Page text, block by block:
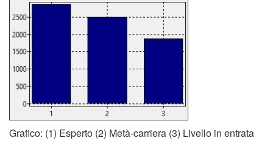
Grafico: (1) Esperto (2) Metà-carriera (3) Livello in entrata